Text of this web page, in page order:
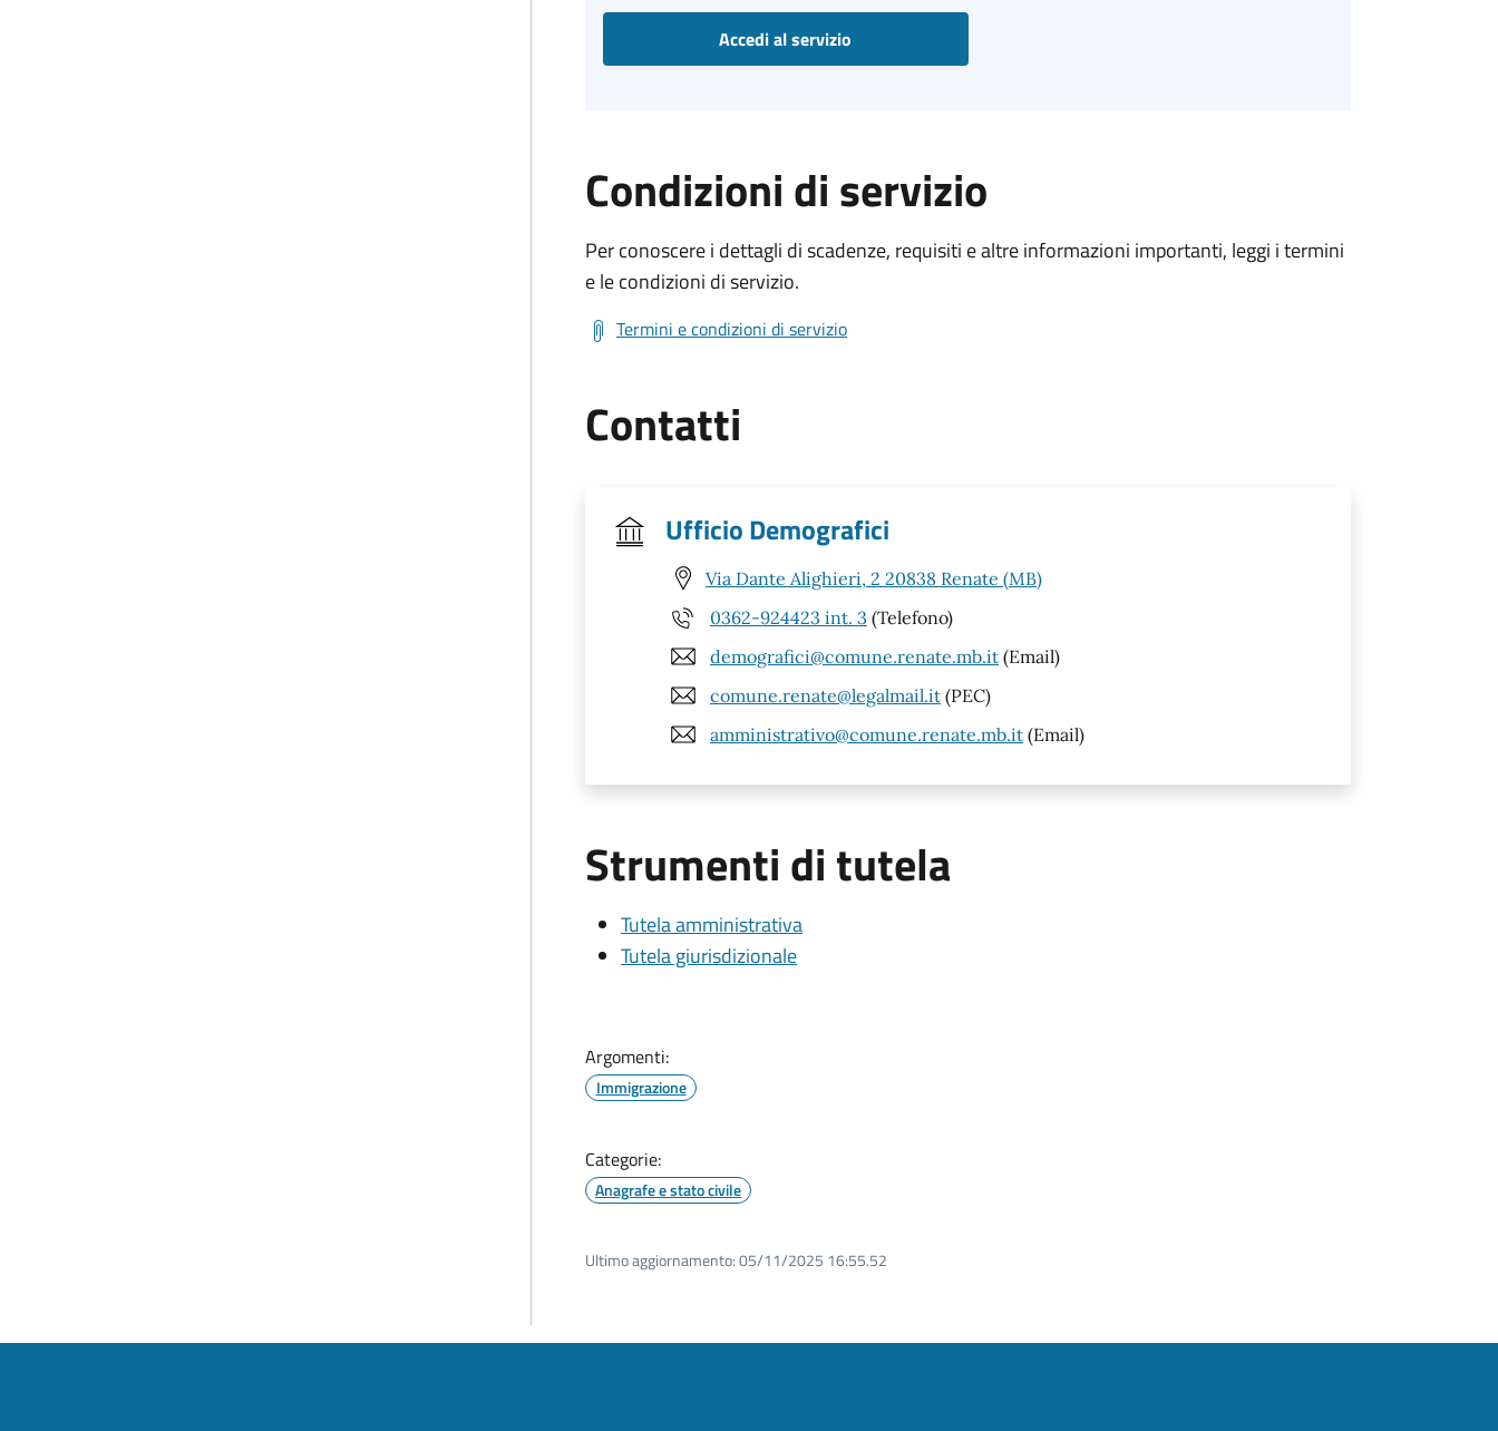
Accedi al servizio
Condizioni di servizio
Per conoscere i dettagli di scadenze, requisiti e altre informazioni importanti, leggi i termini
e le condizioni di servizio.
Termini e condizioni di servizio
Contatti
Ufficio Demografici
Via Dante Alighieri, 2 20838 Renate (MB)
0362-924423 int. 3 (Telefono)
demografici@comune.renate.mb.it (Email)
comune.renate@legalmail.it (PEC)
amministrativo@comune.renate.mb.it (Email)
Strumenti di tutela
Tutela amministrativa
Tutela giurisdizionale
Argomenti:
Immigrazione
Categorie:
Anagrafe e stato civile
Ultimo aggiornamento:05/11/2025 16:55.52